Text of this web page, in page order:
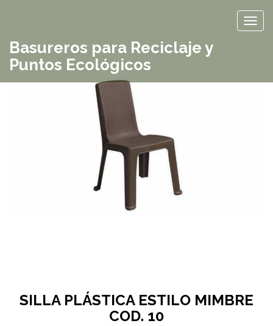
Basureros para Reciclaje y
Puntos Ecológicos
SILLA PLÁSTICA ESTILO MIMBRE
COD. 10